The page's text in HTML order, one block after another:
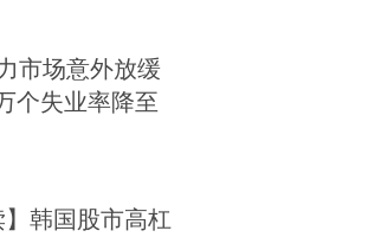
市场意外放缓
个失业率降至
】韩国股市高杠